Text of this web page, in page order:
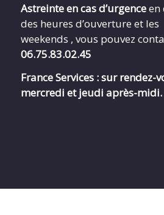
Astreinte en cas d’urgenceen
des heures d’ouverture et les
weekends , vous pouvez
06.75.83.02.45
France Services : sur rendez-
mercredi et jeudi après-midi.